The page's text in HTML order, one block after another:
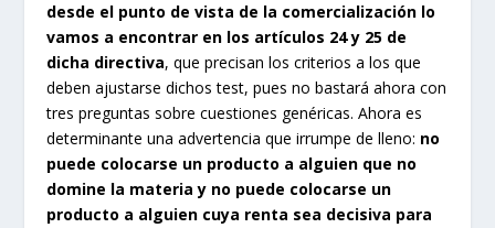
desde el punto de vista de la comercialización lo
vamos a encontrar en los artículos 24 y 25 de
dicha directiva, que precisan los criterios a los que
deben ajustarse dichos test, pues no bastará ahora con
tres preguntas sobre cuestiones genéricas. Ahora es
determinante una advertencia que irrumpe de lleno: no
puede colocarse un producto a alguien que no
domine la materia y no puede colocarse un
producto a alguien cuya renta sea decisiva para